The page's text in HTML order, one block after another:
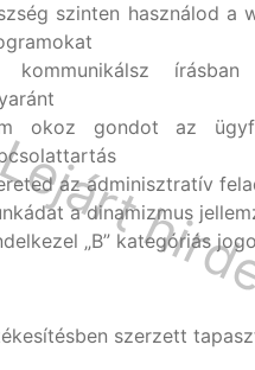
szinten használod a
kommunikálsz
okoz gondot az
az adminisztratív
a dinamizmus
„B” kategóriás
szerzett